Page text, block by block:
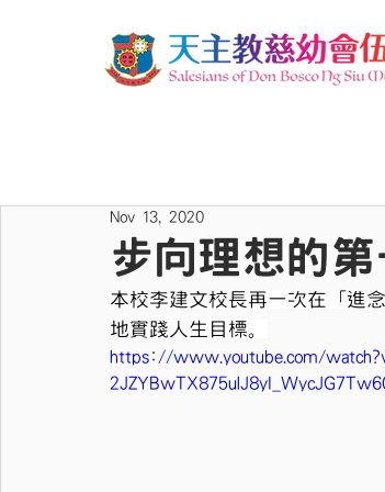
步向理想的
Nov 13, 2020
本校李建文校長再一次在「進
地實踐人生目標。
https://www.youtube.com/